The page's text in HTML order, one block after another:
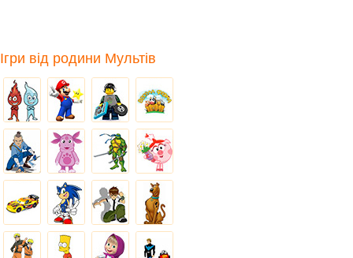
Ігри від родини Мультів